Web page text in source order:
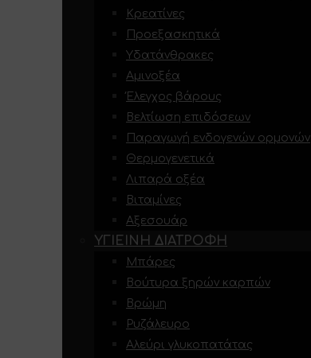
Κρεατίνες
Προεξασκητικά
Υδατάνθρακες
Αμινοξέα
Έλεγχος βάρους
Βελτίωση επιδόσεων
Παραγωγή ενδογενών ορμονών
Θερμογενετικά
Λιπαρά οξέα
Βιταμίνες
Αξεσουάρ
ΥΓΙΕΙΝΉ ΔΙΑΤΡΟΦΉ
Μπάρες
Βούτυρα ξηρών καρπών
Βρώμη
Ρυζάλευρο
Αλεύρι γλυκοπατάτας